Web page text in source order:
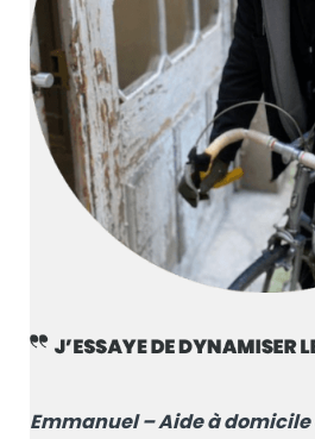
Emmanuel – Aide à